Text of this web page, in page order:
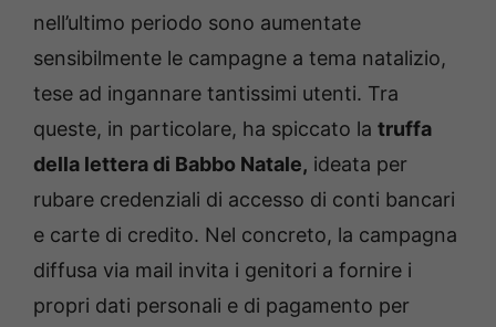
nell’ultimo periodo sono aumentate
sensibilmente le campagne a tema natalizio,
tese ad ingannare tantissimi utenti. Tra
queste, in particolare, ha spiccato la truffa
della lettera di Babbo Natale, ideata per
rubare credenziali di accesso di conti bancari
e carte di credito. Nel concreto, la campagna
diffusa via mail invita i genitori a fornire i
propri dati personali e di pagamento per